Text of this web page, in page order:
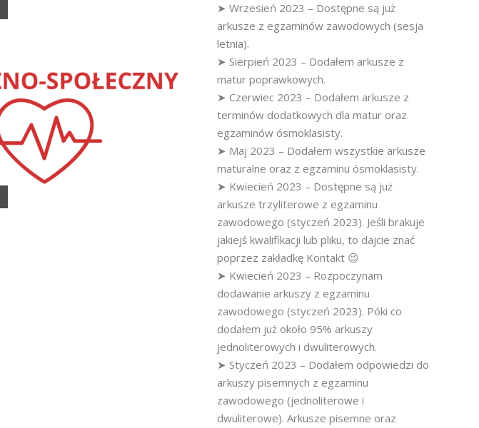
➤ Wrzesień 2023 – Dostępne są już
arkusze z egzaminów zawodowych (sesja
letnia).
➤ Sierpień 2023 – Dodałem arkusze z
matur poprawkowych.
➤ Czerwiec 2023 – Dodałem arkusze z
terminów dodatkowych dla matur oraz
egzaminów ósmoklasisty.
➤ Maj 2023 – Dodałem wszystkie arkusze
maturalne oraz z egzaminu ósmoklasisty.
➤ Kwiecień 2023 – Dostępne są już
arkusze trzyliterowe z egzaminu
zawodowego (styczeń 2023). Jeśli brakuje
jakiejś kwalifikacji lub pliku, to dajcie znać
poprzez zakładkę Kontakt 😉
➤ Kwiecień 2023 – Rozpoczynam
dodawanie arkuszy z egzaminu
zawodowego (styczeń 2023). Póki co
dodałem już około 95% arkuszy
jednoliterowych i dwuliterowych.
➤ Styczeń 2023 – Dodałem odpowiedzi do
arkuszy pisemnych z egzaminu
zawodowego (jednoliterowe i
dwuliterowe). Arkusze pisemne oraz